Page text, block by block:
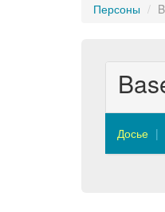
Персоны
Досье